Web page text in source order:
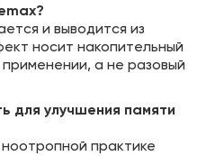
и выводится из
носит накопительный
а не разовый
для улучшения памяти
практике